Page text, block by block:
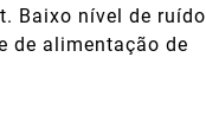
Baixo nível de ruído
de alimentação de